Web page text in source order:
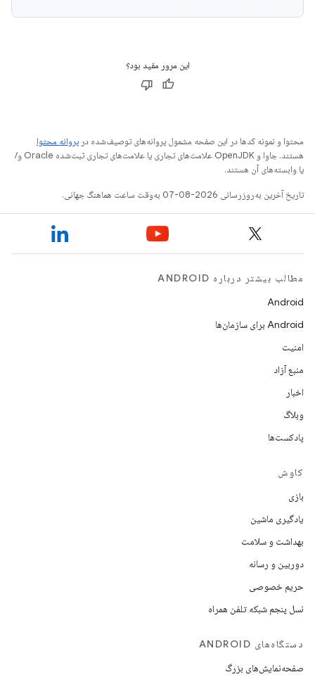
این مرور مفید بود؟
محتوا و نمونه کدها در این صفحه مشمول پروانه‌های توصیف‌شده در پروانه محتوا
هستند. جاوا و OpenJDK علامت‌های تجاری یا علامت‌های تجاری ثبت‌شده Oracle و/
یا وابسته‌های آن هستند.
تاریخ آخرین به‌روزرسانی 2026-08-07 به‌وقت ساعت هماهنگ جهانی.
مطالب بیشتر درباره ANDROID
Android
Android برای سازمان‌ها
امنیت
منبع آزاد
اخبار
وبلاگ
پادکست‌ها
کاوش
بازی
یادگیری ماشین
بهداشت و سلامت
دوربین و رسانه
حریم خصوصی
نسل پنجم شبکه تلفن همراه
دستگاه‌های ANDROID
صفحه‌نمایش‌های بزرگ